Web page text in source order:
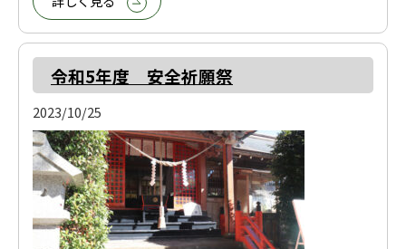
令和5年度 安全祈願祭
2023/10/25